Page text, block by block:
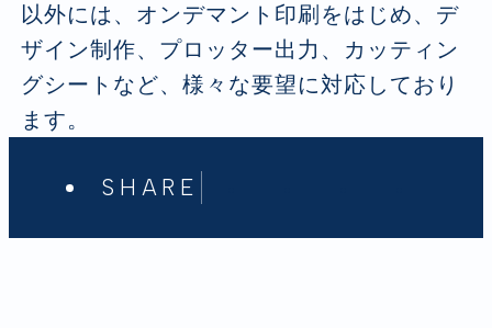
以外には、オンデマント印刷をはじめ、デ
ザイン制作、プロッター出力、カッティン
グシートなど、様々な要望に対応しており
ます。
SHARE